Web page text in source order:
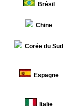
Brésil
Chine
Corée du Sud
Espagne
Italie